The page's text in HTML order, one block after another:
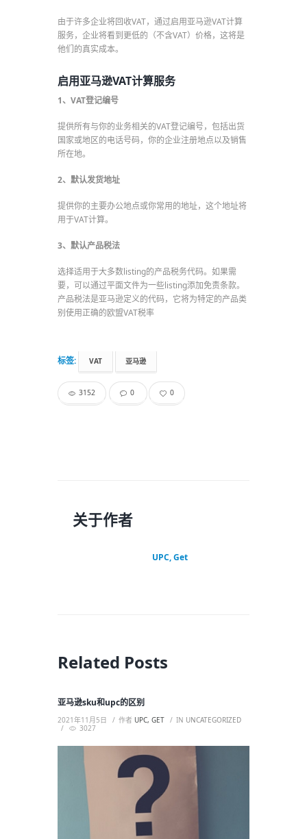
由于许多企业将回收VAT，通过启用亚马逊VAT计算
服务，企业将看到更低的（不含VAT）价格，这将是
他们的真实成本。
启用亚马逊VAT计算服务
1、VAT登记编号
提供所有与你的业务相关的VAT登记编号，包括出货
国家或地区的电话号码，你的企业注册地点以及销售
所在地。
2、默认发货地址
提供你的主要办公地点或你常用的地址，这个地址将
用于VAT计算。
3、默认产品税法
选择适用于大多数listing的产品税务代码。如果需
要，可以通过平面文件为一些listing添加免责条款。
产品税法是亚马逊定义的代码，它将为特定的产品类
别使用正确的欧盟VAT税率
标签: VAT 亚马逊
3152 0 0
关于作者
UPC, Get
Related Posts
亚马逊sku和upc的区别
2021年11月5日 作者 UPC, GET IN UNCATEGORIZED
3027